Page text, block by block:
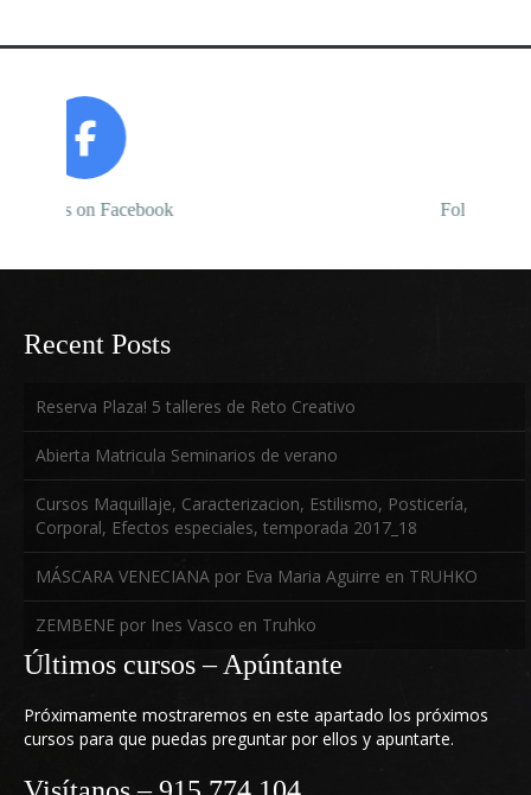
Follow us on Youtube
Recent Posts
Reserva Plaza! 5 talleres de Reto Creativo
Abierta Matricula Seminarios de verano
Cursos Maquillaje, Caracterizacion, Estilismo, Posticería,
Corporal, Efectos especiales, temporada 2017_18
MÁSCARA VENECIANA por Eva Maria Aguirre en TRUHKO
ZEMBENE por Ines Vasco en Truhko
Últimos cursos – Apúntante
Próximamente mostraremos en este apartado los próximos
cursos para que puedas preguntar por ellos y apuntarte.